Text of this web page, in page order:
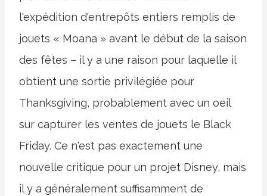
l'expédition d'entrepôts entiers remplis de
jouets « Moana » avant le début de la saison
des fêtes – il y a une raison pour laquelle il
obtient une sortie privilégiée pour
Thanksgiving, probablement avec un oeil
sur capturer les ventes de jouets le Black
Friday. Ce n'est pas exactement une
nouvelle critique pour un projet Disney, mais
il y a généralement suffisamment de